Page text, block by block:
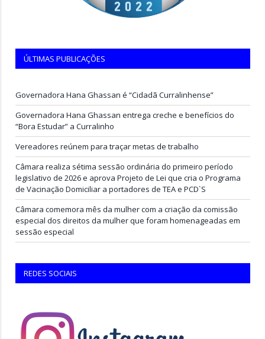
ÚLTIMAS PUBLICAÇÕES
Governadora Hana Ghassan é “Cidadã Curralinhense”
Governadora Hana Ghassan entrega creche e benefícios do
“Bora Estudar” a Curralinho
Vereadores reúnem para traçar metas de trabalho
Câmara realiza sétima sessão ordinária do primeiro período
legislativo de 2026 e aprova Projeto de Lei que cria o Programa
de Vacinação Domiciliar a portadores de TEA e PCD`S
Câmara comemora mês da mulher com a criação da comissão
especial dos direitos da mulher que foram homenageadas em
sessão especial
REDES SOCIAIS